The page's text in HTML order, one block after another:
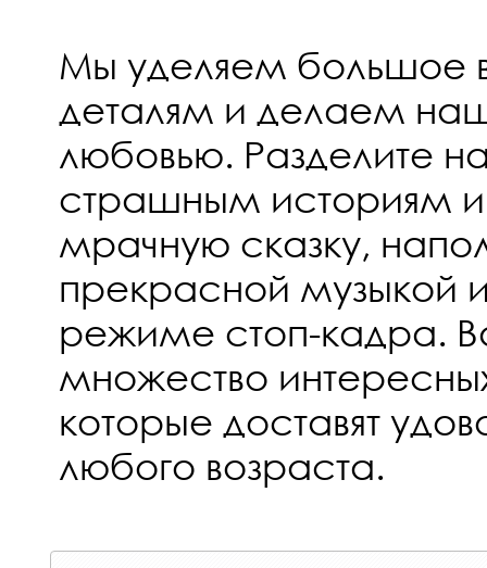
Мы уделяем большое
деталям и делаем
любовью. Разделите
страшным историям и
мрачную сказку,
прекрасной музыкой
режиме стоп-кадра.
множество
которые доставят
любого возраста.